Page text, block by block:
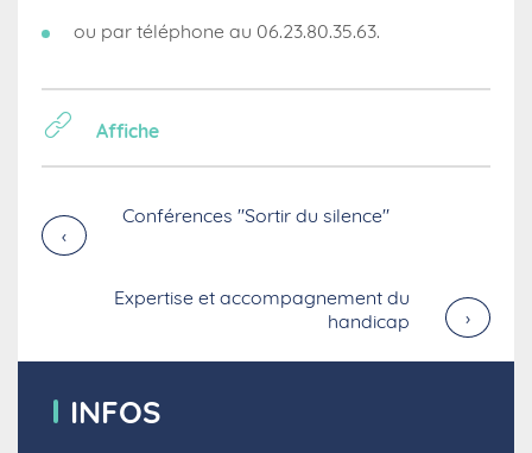
ou par téléphone au 06.23.80.35.63.
Affiche
›
Conférences "Sortir du silence"
Expertise et accompagnement du
handicap
›
INFOS